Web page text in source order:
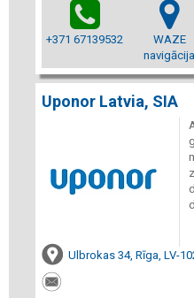
+371 67139532
WAZE
navigācija
Uponor Latvia, SIA
Ulbrokas 34, Rīga, LV-